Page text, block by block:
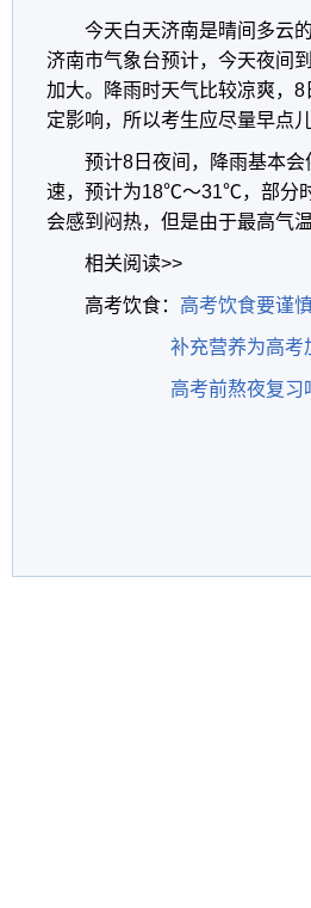
今天白天济南是晴间多云
济南市气象台预计，今天夜间
加大。降雨时天气比较凉爽，
定影响，所以考生应尽量早点
预计8日夜间，降雨基本
速，预计为18℃～31℃，部分
会感到闷热，但是由于最高气
相关阅读>>
高考饮食： 高考饮食要谨
补充营养为高考
高考前熬夜复习